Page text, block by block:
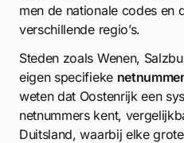
men de nationale codes en
verschillende regio’s.
Steden zoals Wenen,
eigen specifieke netnummer
weten dat Oostenrijk een
netnummers kent,
Duitsland, waarbij elke